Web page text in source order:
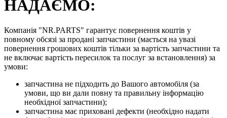
НАДАЄМО:
Компанія "NR.PARTS" гарантує повернення коштів у
повному обсязі за продані запчастини (мається на увазі
повернення грошових коштів тільки за вартість запчастини та
не включає вартість пересилок та послуг за встановлення) за
умови:
запчастина не підходить до Вашого автомобіля (за
умови, що ви дали повну та правильну інформацію
необхідної запчастини);
запчастина має приховані дефекти (необхідно надати